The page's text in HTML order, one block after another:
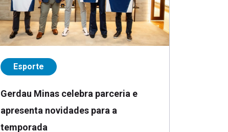
Esporte
Gerdau Minas celebra parceria e
apresenta novidades para a
temporada